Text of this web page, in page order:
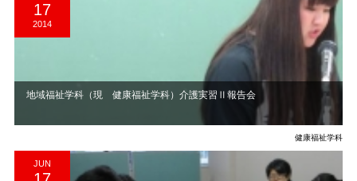
17
2014
地域福祉学科（現 健康福祉学科）介護実習Ⅱ報告会
健康福祉学科
JUN